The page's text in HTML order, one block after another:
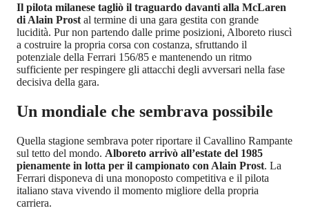
Il pilota milanese tagliò il traguardo davanti alla McLaren
di Alain Prost al termine di una gara gestita con grande
lucidità. Pur non partendo dalle prime posizioni, Alboreto riuscì
a costruire la propria corsa con costanza, sfruttando il
potenziale della Ferrari 156/85 e mantenendo un ritmo
sufficiente per respingere gli attacchi degli avversari nella fase
decisiva della gara.
Un mondiale che sembrava possibile
Quella stagione sembrava poter riportare il Cavallino Rampante
sul tetto del mondo. Alboreto arrivò all’estate del 1985
pienamente in lotta per il campionato con Alain Prost. La
Ferrari disponeva di una monoposto competitiva e il pilota
italiano stava vivendo il momento migliore della propria
carriera.